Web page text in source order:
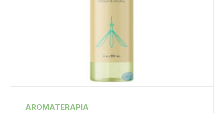
AROMATERAPIA